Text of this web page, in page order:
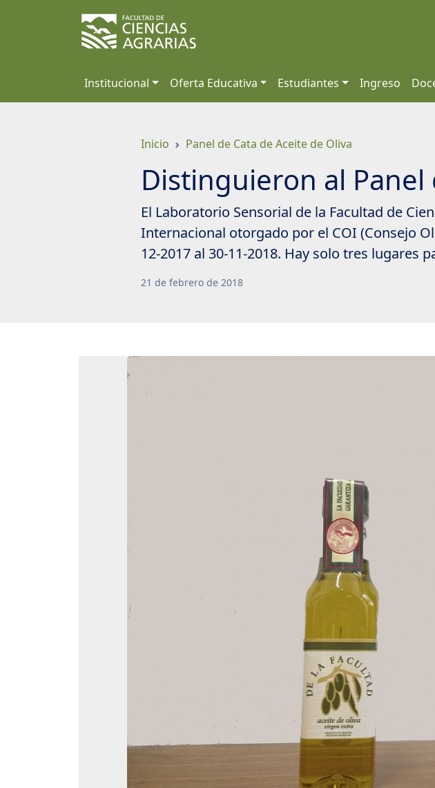
Institucional Oferta Educativa Estudiantes Ingreso
Inicio Panel de Cata de Aceite de Oliva
Distinguieron al Panel
El Laboratorio Sensorial de la Facultad de
Internacional otorgado por el COI (Consejo
12-2017 al 30-11-2018. Hay solo tres lugares
21 de febrero de 2018